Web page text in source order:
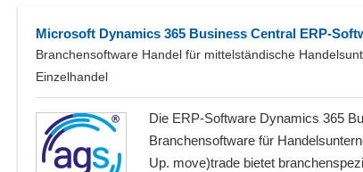
Microsoft Dynamics 365 Business Central ERP-
Branchensoftware Handel für mittelständische
Einzelhandel
Die ERP-Software Dynamics 365
Branchensoftware für
Up. move)trade bietet